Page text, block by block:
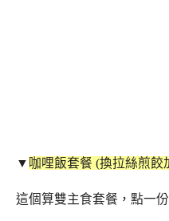
▼ 咖哩飯套餐 (換拉絲煎餃
這個算雙主食套餐，點一